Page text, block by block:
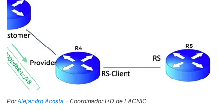
PorAlejandro Acosta – Coordinador I+D de LACNIC